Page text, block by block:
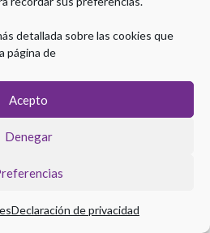
detallada sobre las cookies que
página de
Acepto
Denegar
Declaración de privacidad
la Colaboración de